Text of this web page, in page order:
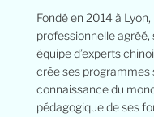
Fondé en 2014 à
professionnelle
équipe d’experts
crée ses programmes
connaissance du
pédagogique de ses